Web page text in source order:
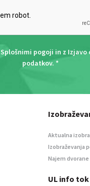
Splošnimi pogoji in z Izjavo
podatkov. *
Aktualna
Izobraževanja
Najem dvorane
UL info tok